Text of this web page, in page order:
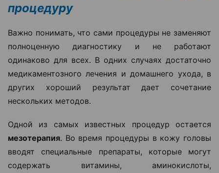
процедуру
Важно понимать, что сами процедуры не заменяют
полноценную диагностику и не работают
одинаково для всех. В одних случаях достаточно
медикаментозного лечения и домашнего ухода, в
других хороший результат дает сочетание
нескольких методов.
Одной из самых известных процедур остается
мезотерапия. Во время процедуры в кожу головы
вводят специальные препараты, которые могут
содержать витамины, аминокислоты,